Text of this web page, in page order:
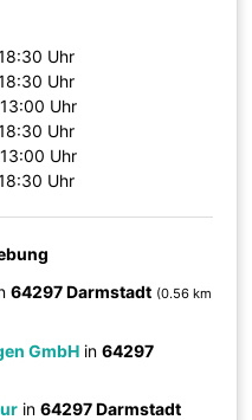
Uhr
Uhr
Uhr
Uhr
Uhr
Uhr
64297 Darmstadt (0.56 km
GmbH in64297
in64297 Darmstadt